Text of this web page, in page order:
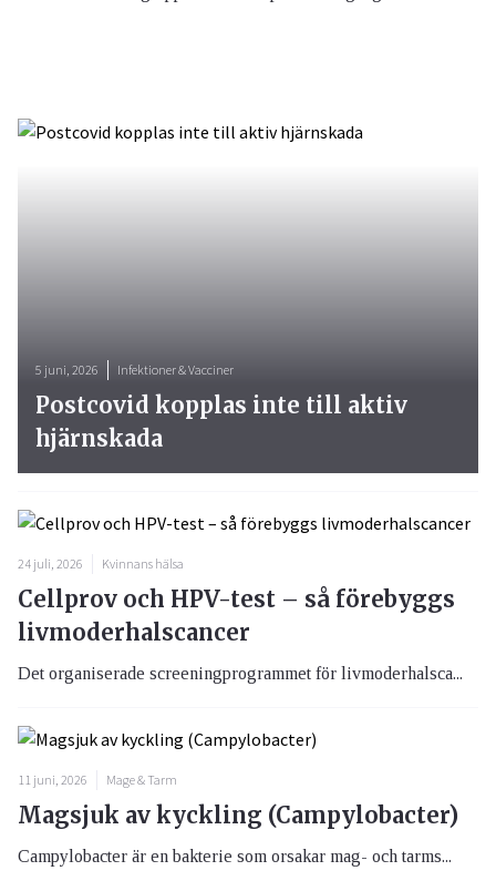
24 juli, 2026 Kvinnans hälsa
Cellprov och HPV-test – så förebyggs
livmoderhalscancer
Det organiserade screeningprogrammet för livmoderhalsca...
11 juni, 2026 Mage & Tarm
Magsjuk av kyckling (Campylobacter)
Campylobacter är en bakterie som orsakar mag- och tarms...
5 juni, 2026 Infektioner & Vacciner
Postcovid kopplas inte till aktiv
hjärnskada